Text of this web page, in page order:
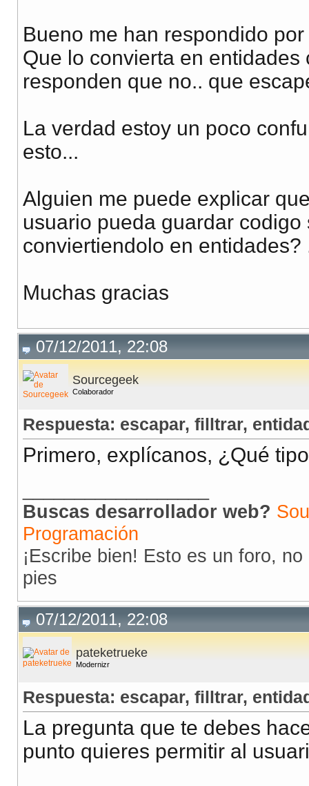
Bueno me han respondido
Que lo convierta en
responden que no.. que
La verdad estoy un poco
esto...
Alguien me puede explicar
usuario pueda guardar
conviertiendolo en entidades?
Muchas gracias
07/12/2011, 22:08
Sourcegeek
Colaborador
Respuesta: escapar, filltrar,
Primero, explícanos, ¿Qué
Buscas desarrollador web?
Programación
¡Escribe bien! Esto es un foro,
pies
07/12/2011, 22:08
pateketrueke
Modernizr
Respuesta: escapar, filltrar,
La pregunta que te debes
punto quieres permitir al